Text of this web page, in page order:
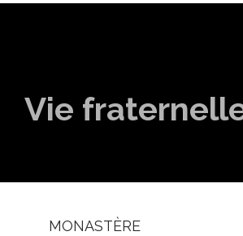
Vie
MONASTÈRE